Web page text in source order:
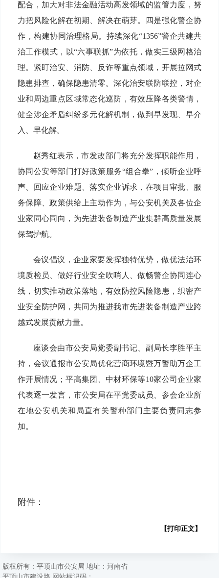
配合，加大对非法金融活动高发领域的监管力度，努
力把风险化解在初期、解决在萌芽。四是强化警企协
作，构建协同治理格局。持续深化“1356”警企共建共
治工作模式，以“六事联抓”为依托，做实三级网格治
理。紧盯治安、消防、反诈等重点领域，开展拉网式
隐患排查，确保隐患清零。深化治安联防联控，对企
业和周边重点区域常态化巡防，有效压降各类警情，
健全涉企矛盾纠纷多元化解机制，做到早发现、早介
入、早化解。
赵秀红表示，市发改部门将充分发挥职能作用，
协同公安等部门打好政策服务“组合拳”，倾听企业呼
声、回应企业难题、落实企业诉求，在项目审批、服
务保障、政策供给上主动作为，与公安机关及各位企
业家同心同向，为先进装备制造产业集群高质量发展
保驾护航。
会议倡议，企业家要发挥独特优势，做优法治环
境质检员、做好行业安全吹哨人、做畅警企协同连心
线，切实推动政策落地，有效防控风险隐患，织密产
业安全防护网，共同为推进我市先进装备制造产业跨
越式发展贡献力量。
座谈会由市公安局党委副书记、副局长李胜平主
持，会议通报市公安局优化营商环境暨万警助万企工
作开展情况；平高集团、中材环保等10家公司企业家
代表逐一发言，市公安局在平党委成员、参会企业所
在地公安机关和局直有关警种部门主要负责同志参
加。
附件：
【打印正文】
版权所有：平顶山市公安局 地址：河南省
平顶山市建设路 网站标识码：